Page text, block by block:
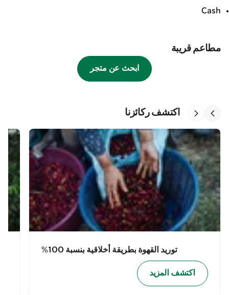
Cash
مطاعم قريبة
ابحث عن متجر
اكتشف ركائزنا
توريد القهوة بطريقة أخلاقية بنسبة 100%
اكتشف المزيد